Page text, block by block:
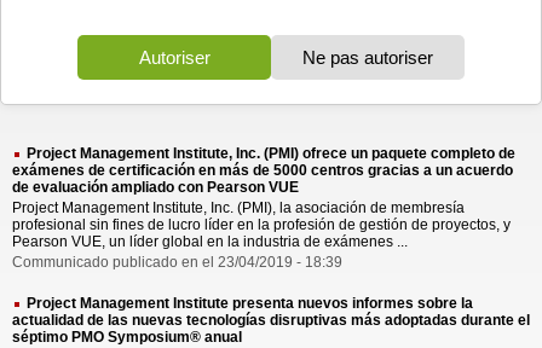
Project Management Institute, Inc. (PMI) ofrece un paquete completo de
exámenes de certificación en más de 5000 centros gracias a un acuerdo
de evaluación ampliado con Pearson VUE
Project Management Institute, Inc. (PMI), la asociación de membresía
profesional sin fines de lucro líder en la profesión de gestión de proyectos, y
Pearson VUE, un líder global en la industria de exámenes ...
Communicado publicado en el 23/04/2019 - 18:39
Project Management Institute presenta nuevos informes sobre la
actualidad de las nuevas tecnologías disruptivas más adoptadas durante el
séptimo PMO Symposium® anual